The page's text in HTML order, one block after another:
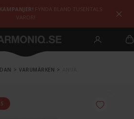
FYNDA BLAND TUSENTALS
VAROR!
> VARUMÄRKEN >